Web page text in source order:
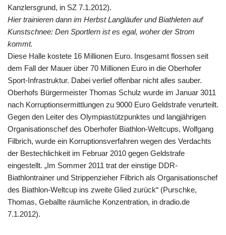
Kanzlersgrund, in SZ 7.1.2012).
Hier trainieren dann im Herbst Langläufer und Biathleten auf
Kunstschnee: Den Sportlern ist es egal, woher der Strom
kommt.
Diese Halle kostete 16 Millionen Euro. Insgesamt flossen seit
dem Fall der Mauer über 70 Millionen Euro in die Oberhofer
Sport-Infrastruktur. Dabei verlief offenbar nicht alles sauber.
Oberhofs Bürgermeister Thomas Schulz wurde im Januar 3011
nach Korruptionsermittlungen zu 9000 Euro Geldstrafe verurteilt.
Gegen den Leiter des Olympiastützpunktes und langjährigen
Organisationschef des Oberhofer Biathlon-Weltcups, Wolfgang
Filbrich, wurde ein Korruptionsverfahren wegen des Verdachts
der Bestechlichkeit im Februar 2010 gegen Geldstrafe
eingestellt. „Im Sommer 2011 trat der einstige DDR-
Biathlontrainer und Strippenzieher Filbrich als Organisationschef
des Biathlon-Weltcup ins zweite Glied zurück“ (Purschke,
Thomas, Geballte räumliche Konzentration, in dradio.de
7.1.2012).